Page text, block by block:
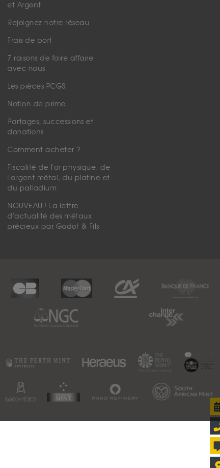
et Argent
Rejoignez notre réseau
Frais de port
7 raisons de faire affaire
avec nous
Les pièces PCGS
Notion de prime
Partages, successions et
donations
Comment acheter ?
Fiscalité de l'or physique, de
l'argent métal, du platine et
du palladium
NOUVEAU ! La lettre
d'actualité des métaux
précieux par Godot & Fils